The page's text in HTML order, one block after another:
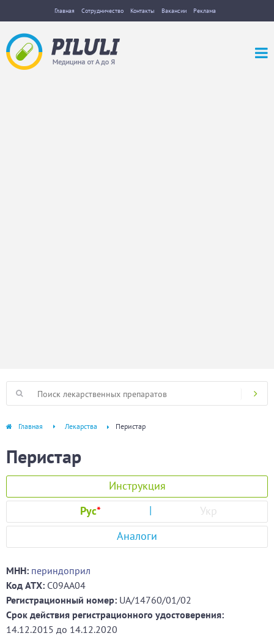
Главная Сотрудничество Контакты Вакансии Реклама
Главная Лекарства Перистар
Перистар
Инструкция
Рус*
Укр
Аналоги
МНН: периндоприл
Код ATХ: C09AA04
Регистрационный номер: UA/14760/01/02
Срок действия регистрационного удостоверения:
14.12.2015 до 14.12.2020